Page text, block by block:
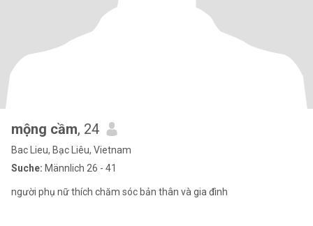
mộng cầm, 24
Bac Lieu, Bạc Liêu, Vietnam
Suche: Männlich 26 - 41
người phụ nữ thích chăm sóc bản thân và gia đình